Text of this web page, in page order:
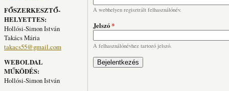
FŐSZERKESZTŐ-
HELYETTES:
Hollósi-Simon István
Takács Mária
takacs55@gmail.com
WEBOLDAL
MŰKÖDÉS:
Hollósi-Simon István
A webhelyen regisztrált felhasználónév.
Jelszó*
A felhasználónévhez tartozó jelszó.